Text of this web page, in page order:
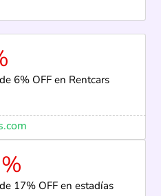
6% OFF en Rentcars
17% OFF en estadías